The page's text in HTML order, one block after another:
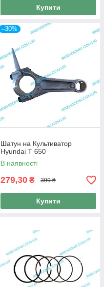
Купити
–30%
Шатун на Культиватор
Hyundai T 650
В наявності
279,30 ₴ 399 ₴
Купити